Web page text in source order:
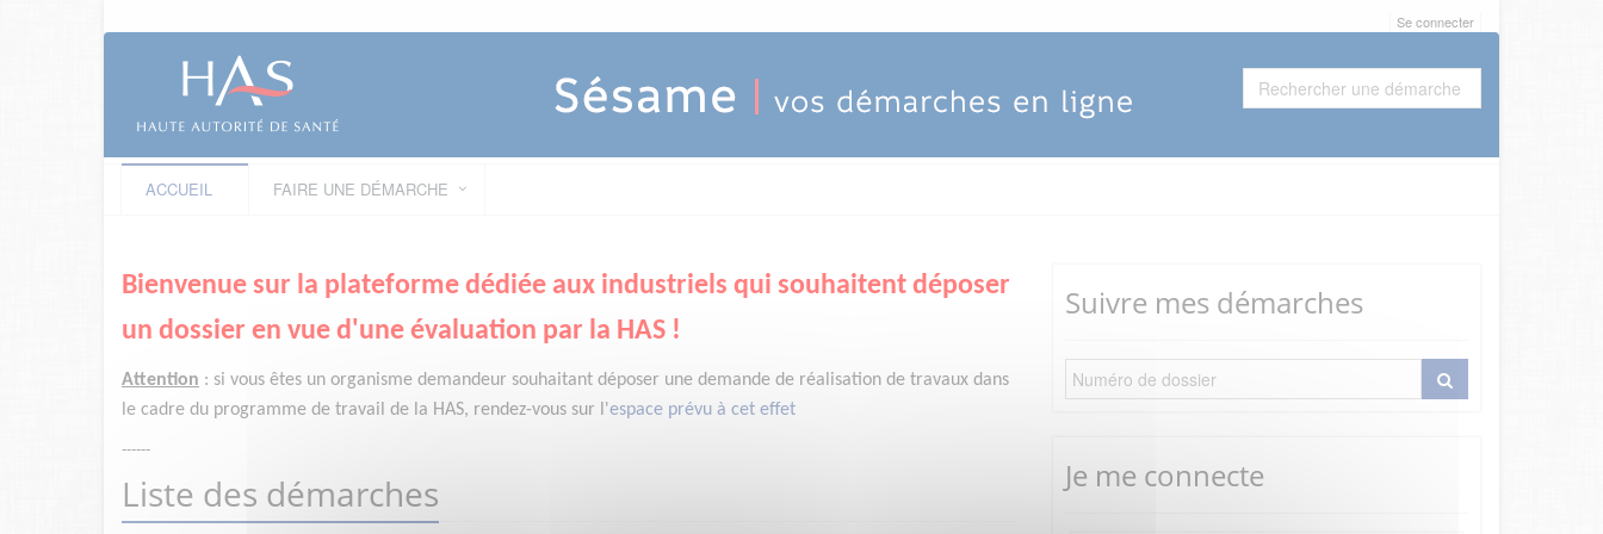
Se connecter
ACCUEIL FAIRE UNE DÉMARCHE
Bienvenue sur la plateforme dédiée aux industriels qui souhaitent déposer
un dossier en vue d'une évaluation par la HAS !
Attention : si vous êtes un organisme demandeur souhaitant déposer une demande de réalisation de travaux dans
le cadre du programme de travail de la HAS, rendez-vous sur l'espace prévu à cet effet
------
Liste des démarches
Suivre mes démarches
Je me connecte